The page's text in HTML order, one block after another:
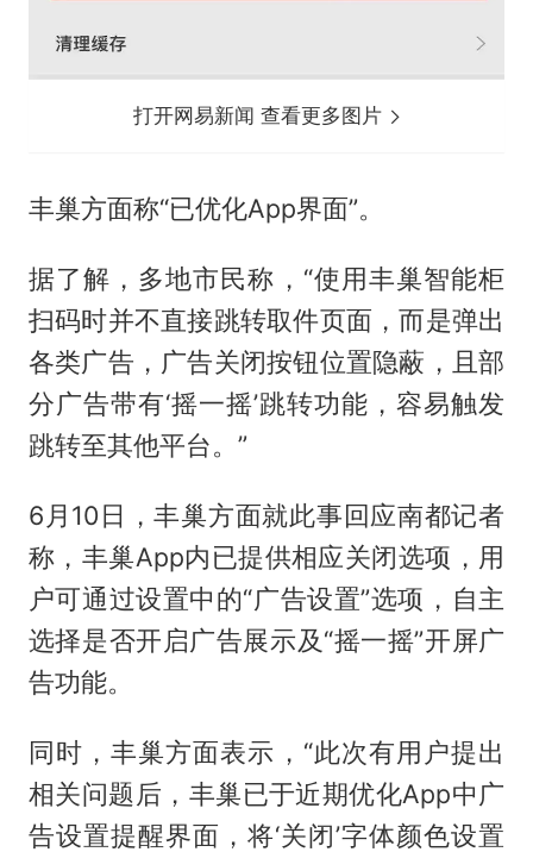
打开网易新闻 查看更多图片
丰巢方面称“已优化App界面”。
据了解，多地市民称，“使用丰巢智能柜
扫码时并不直接跳转取件页面，而是弹出
各类广告，广告关闭按钮位置隐蔽，且部
分广告带有‘摇一摇’跳转功能，容易触发
跳转至其他平台。”
6月10日，丰巢方面就此事回应南都记者
称，丰巢App内已提供相应关闭选项，用
户可通过设置中的“广告设置”选项，自主
选择是否开启广告展示及“摇一摇”开屏广
告功能。
同时，丰巢方面表示，“此次有用户提出
相关问题后，丰巢已于近期优化App中广
告设置提醒界面，将‘关闭’字体颜色设置